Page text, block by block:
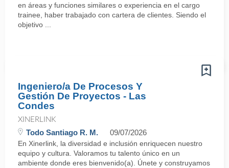
en áreas y funciones similares o experiencia en el cargo
trainee, haber trabajado con cartera de clientes. Siendo el
objetivo ...
Ingeniero/a De Procesos Y
Gestión De Proyectos - Las
Condes
XINERLINK
Todo Santiago R. M. 09/07/2026
En Xinerlink, la diversidad e inclusión enriquecen nuestro
equipo y cultura. Valoramos tu talento único en un
ambiente donde eres bienvenido(a). Únete y construyamos